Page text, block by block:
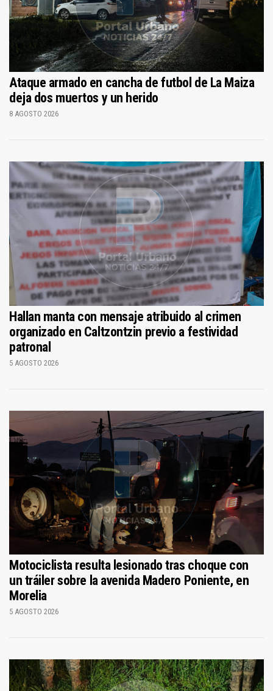
Ataque armado en cancha de futbol de La Maiza
deja dos muertos y un herido
8 AGOSTO 2026
Hallan manta con mensaje atribuido al crimen
organizado en Caltzontzin previo a festividad
patronal
5 AGOSTO 2026
Motociclista resulta lesionado tras choque con
un tráiler sobre la avenida Madero Poniente, en
Morelia
5 AGOSTO 2026